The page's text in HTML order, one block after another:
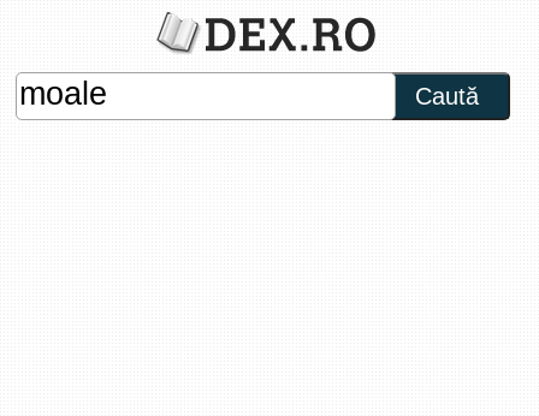
Caută